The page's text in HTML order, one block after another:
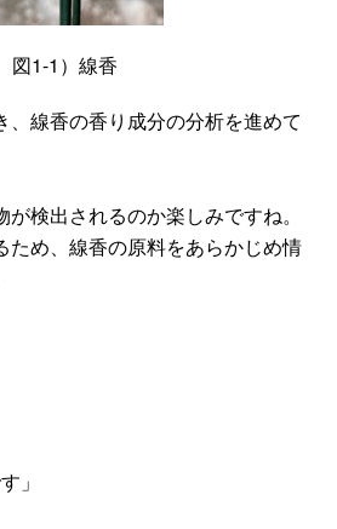
図1-1）線香
、線香の香り成分の分析を進めて
検出されるのか楽しみですね。
ため、線香の原料をあらかじめ情
」